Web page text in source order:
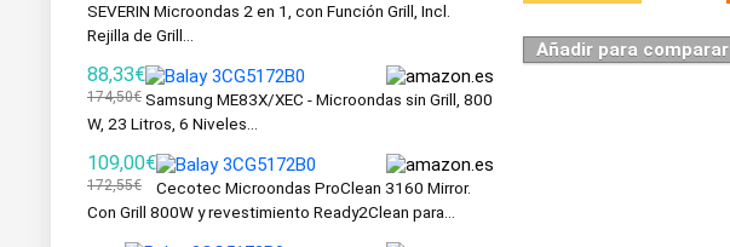
SEVERIN Microondas 2 en 1, con Función Grill, Incl.
Rejilla de Grill...
88,33€
174,50€ Samsung ME83X/XEC - Microondas sin Grill, 800
W, 23 Litros, 6 Niveles...
109,00€
172,55€
Cecotec Microondas ProClean 3160 Mirror.
Con Grill 800W y revestimiento Ready2Clean para...
Añadir para comparar